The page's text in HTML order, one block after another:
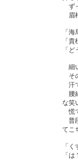
ず
眉
「
「
「
細
そ
汗
腰
な笑
慌
普
てこ
「
「